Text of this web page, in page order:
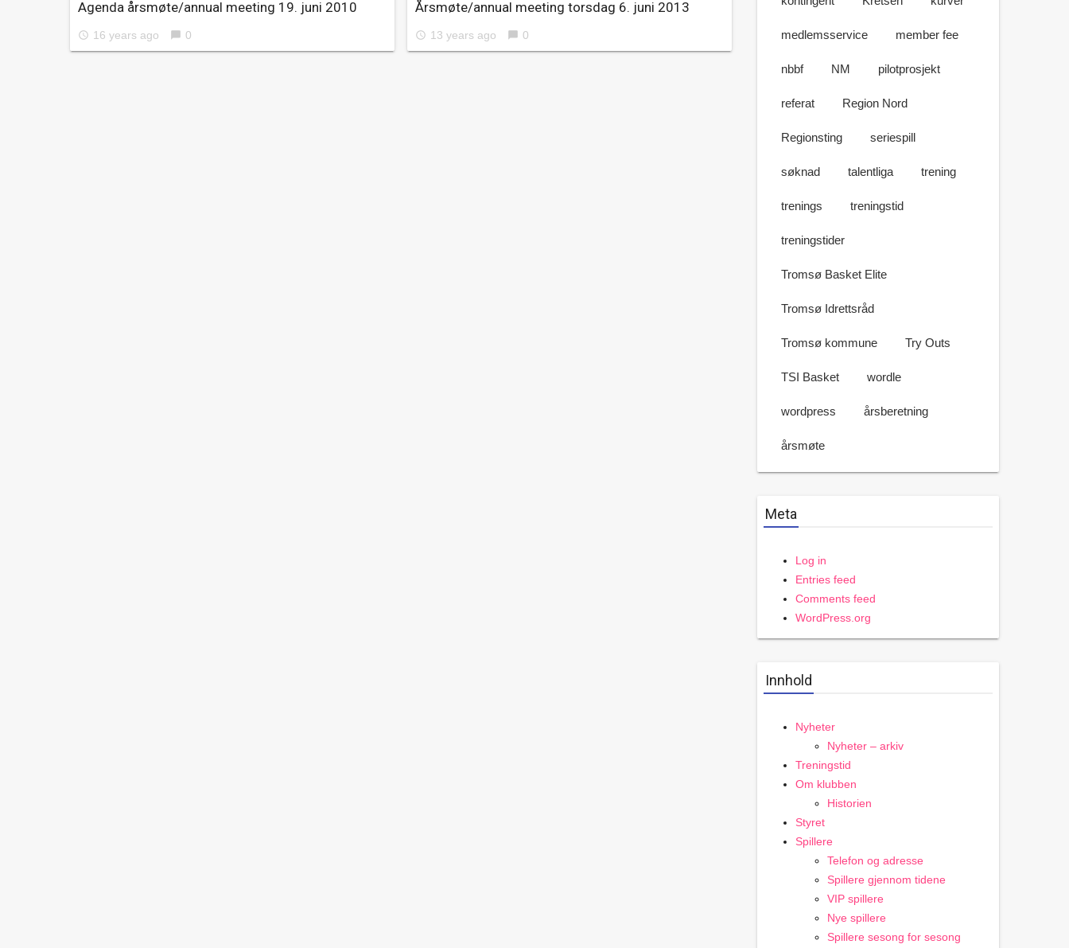
Agenda årsmøte/annual meeting 19. juni 2010
access_time 16 years ago chat_bubble 0
Årsmøte/annual meeting torsdag 6. juni 2013
access_time 13 years ago chat_bubble 0 medlemsservice member fee
nbbf NM pilotprosjekt
referat Region Nord
Regionsting seriespill
søknad talentliga trening
trenings treningstid
treningstider
Tromsø Basket Elite
Tromsø Idrettsråd
Tromsø kommune Try Outs
TSI Basket wordle
wordpress årsberetning
årsmøte
Meta
Log in
Entries feed
Comments feed
WordPress.org
Innhold
Nyheter
Nyheter – arkiv
Treningstid
Om klubben
Historien
Styret
Spillere
Telefon og adresse
Spillere gjennom tidene
VIP spillere
Nye spillere
Spillere sesong for sesong